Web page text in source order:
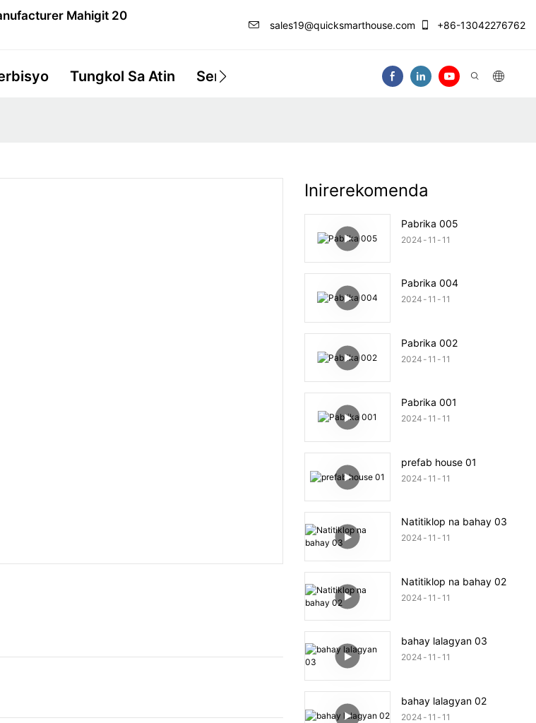
Mahigit 20
sales19@quicksmarthouse.com +86-13042276762
Tungkol Sa Atin Sentro Ng Impormasyon Makipag-Ugnay Sa
Inirerekomenda
Pabrika 005
2024 11 11
Pabrika 004
2024 11 11
Pabrika 002
2024 11 11
Pabrika 001
2024 11 11
prefab house 01
2024 11 11
Natitiklop na bahay 03
2024 11 11
Natitiklop na bahay 02
2024 11 11
bahay lalagyan 03
2024 11 11
bahay lalagyan 02
2024 11 11